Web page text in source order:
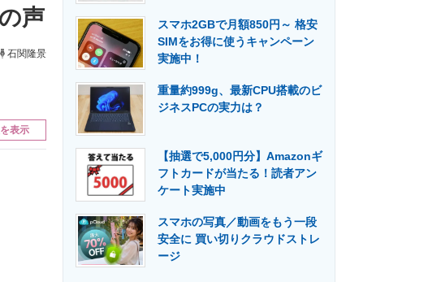
エネルギーの専門メディア 建設×テクノロジーの最前線
声
石関隆景
表示
スマホ2GBで月額850円～ 格安
SIMをお得に使うキャンペーン
実施中！
重量約999g、最新CPU搭載のビ
ジネスPCの実力は？
【抽選で5,000円分】Amazonギ
フトカードが当たる！読者アン
ケート実施中
スマホの写真／動画をもう一段
安全に 買い切りクラウドストレ
ージ